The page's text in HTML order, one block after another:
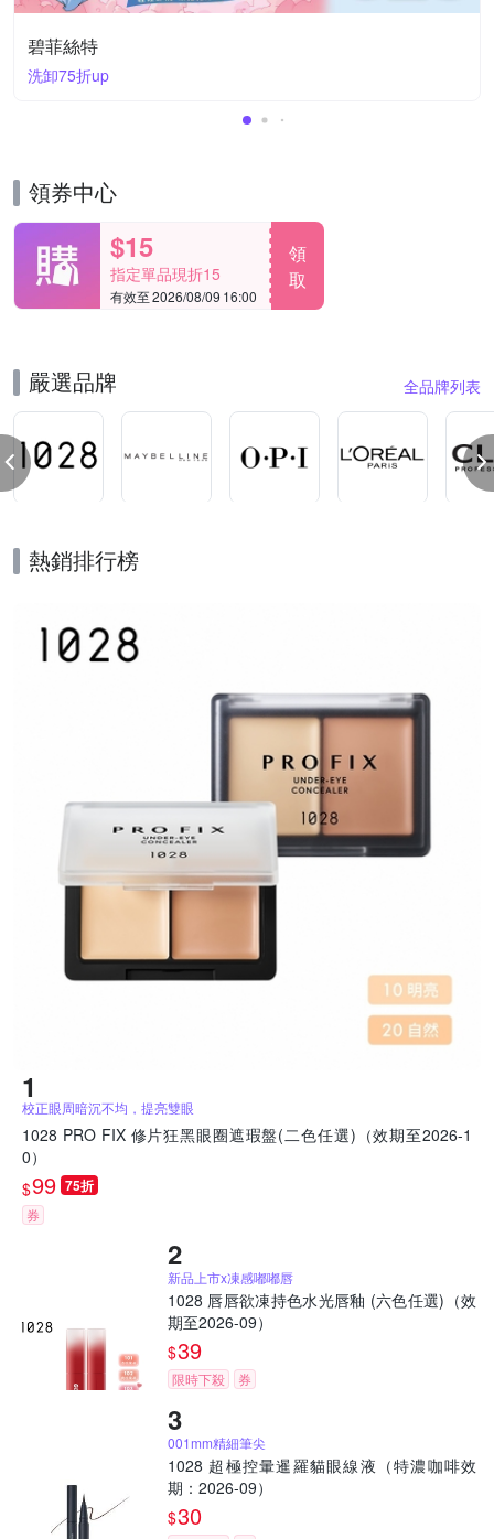
碧菲絲特
洗卸75折up
領券中心
$15
指定單品現折15
有效至 2026/08/09 16:00
領
取
嚴選品牌 全品牌列表
熱銷排行榜
校正眼周暗沉不均，提亮雙眼
1028 PRO FIX 修片狂黑眼圈遮瑕盤(二色任選)（效期至2026-1
0）
$99 75折
券
新品上市x凍感嘟嘟唇
1028 唇唇欲凍持色水光唇釉 (六色任選)（效
期至2026-09）
$39
限時下殺 券
001mm精細筆尖
1028 超極控暈暹羅貓眼線液（特濃咖啡效
期：2026-09）
$30